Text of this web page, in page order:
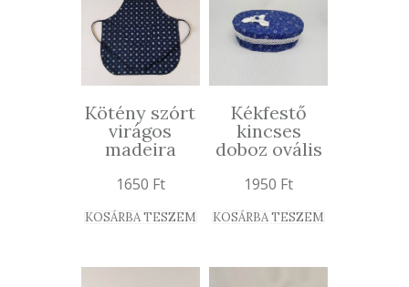
Kötény szórt
virágos
madeira
1650 Ft
KOSÁRBA TESZEM
Kékfestő
kincses
doboz ovális
1950 Ft
KOSÁRBA TESZEM